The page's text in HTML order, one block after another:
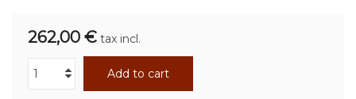
262,00 € tax incl.
Add to cart